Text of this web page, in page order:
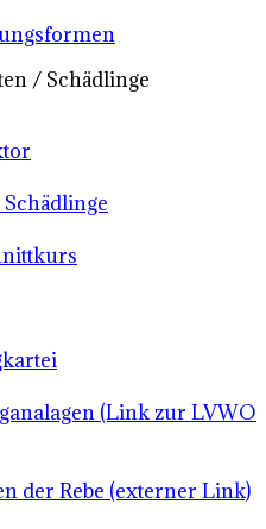
/ Schädlinge
(Link zur LVWO
der Rebe (externer Link)